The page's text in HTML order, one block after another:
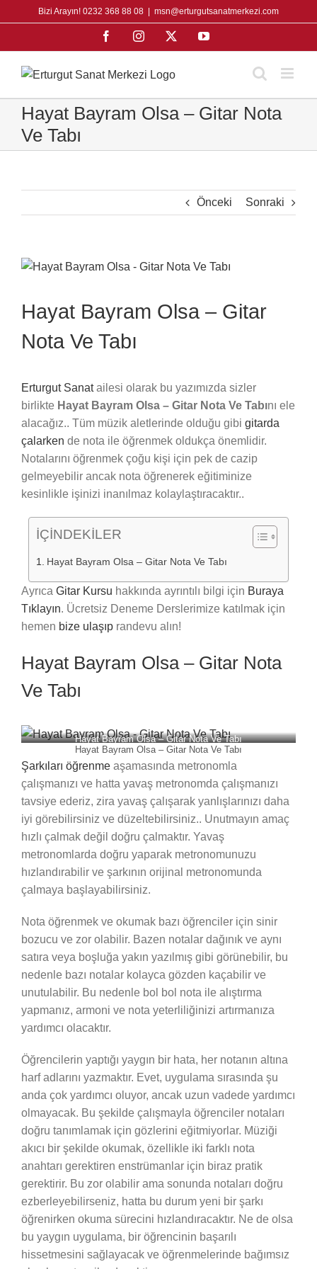
to
Bizi Arayın! 0232 368 88 08 msn@erturgutsanatmerkezi.com
FacebookInstagram YouTube
Hayat Bayram Olsa – Gitar Nota
Ve Tabı
Önceki Sonraki
View
Hayat Bayram Olsa – Gitar
Nota Ve Tabı
Erturgut Sanatailesi olarak bu yazımızda sizler
birlikte Hayat Bayram Olsa – Gitar Nota Ve Tabını ele
alacağız.. Tüm müzik aletlerinde olduğu gibi gitarda
çalarken de nota ile öğrenmek oldukça önemlidir.
Notalarını öğrenmek çoğu kişi için pek de cazip
gelmeyebilir ancak nota öğrenerek eğitiminize
kesinlikle işinizi inanılmaz kolaylaştıracaktır..
İÇİNDEKİLER
Hayat Bayram Olsa – Gitar Nota Ve Tabı
Ayrıca Gitar Kursu hakkında ayrıntılı bilgi için Buraya
Tıklayın. Ücretsiz Deneme Derslerimize katılmak için
hemen bize ulaşıp randevu alın!
Hayat Bayram Olsa – Gitar Nota
Ve Tabı
Hayat Bayram Olsa – Gitar Nota Ve Tabı
Hayat Bayram Olsa – Gitar Nota Ve Tabı
Şarkıları öğrenme aşamasında metronomla
çalışmanızı ve hatta yavaş metronomda çalışmanızı
tavsiye ederiz, zira yavaş çalışarak yanlışlarınızı daha
iyi görebilirsiniz ve düzeltebilirsiniz.. Unutmayın amaç
hızlı çalmak değil doğru çalmaktır. Yavaş
metronomlarda doğru yaparak metronomunuzu
hızlandırabilir ve şarkının orijinal metronomunda
çalmaya başlayabilirsiniz.
Nota öğrenmek ve okumak bazı öğrenciler için sinir
bozucu ve zor olabilir. Bazen notalar dağınık ve aynı
satıra veya boşluğa yakın yazılmış gibi görünebilir, bu
nedenle bazı notalar kolayca gözden kaçabilir ve
unutulabilir. Bu nedenle bol bol nota ile alıştırma
yapmanız, armoni ve nota yeterliliğinizi artırmanıza
yardımcı olacaktır.
Öğrencilerin yaptığı yaygın bir hata, her notanın altına
harf adlarını yazmaktır. Evet, uygulama sırasında şu
anda çok yardımcı oluyor, ancak uzun vadede yardımcı
olmayacak. Bu şekilde çalışmayla öğrenciler notaları
doğru tanımlamak için gözlerini eğitmiyorlar. Müziği
akıcı bir şekilde okumak, özellikle iki farklı nota
anahtarı gerektiren enstrümanlar için biraz pratik
gerektirir. Bu zor olabilir ama sonunda notaları doğru
ezberleyebilirseniz, hatta bu durum yeni bir şarkı
öğrenirken okuma sürecini hızlandıracaktır. Ne de olsa
bu yaygın uygulama, bir öğrencinin başarılı
hissetmesini sağlayacak ve öğrenmelerinde bağımsız